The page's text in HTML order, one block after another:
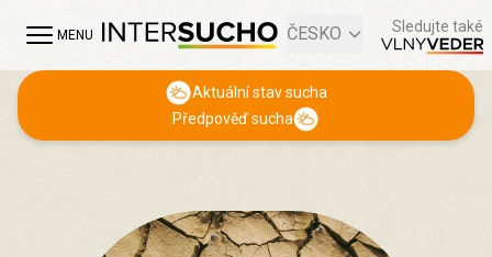
MENU ČESKO Sledujte také
Aktuální stav sucha
Předpověď sucha